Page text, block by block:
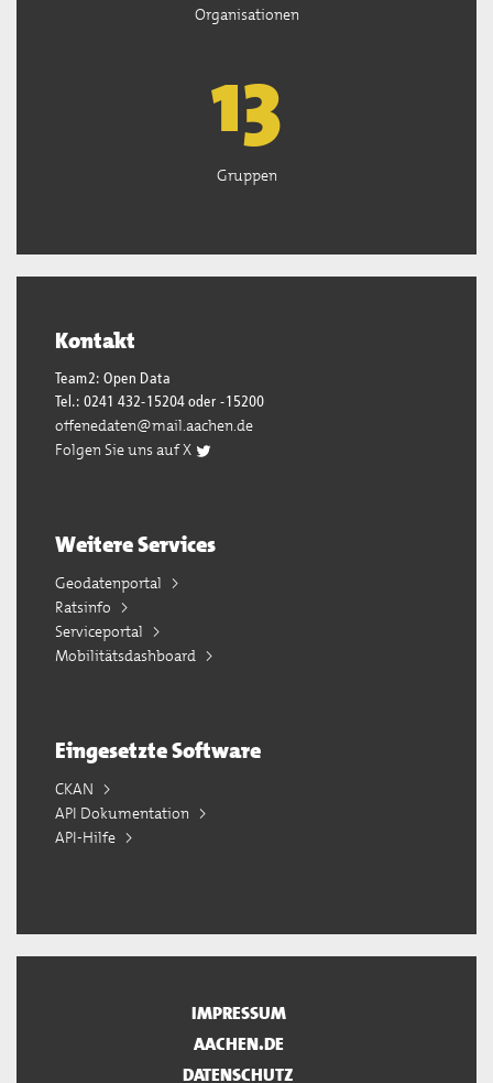
Organisationen
13
Gruppen
Kontakt
Team2: Open Data
Tel.: 0241 432-15204 oder -15200
offenedaten@mail.aachen.de
Folgen Sie uns auf X
Weitere Services
Geodatenportal
Ratsinfo
Serviceportal
Mobilitätsdashboard
Eingesetzte Software
CKAN
API Dokumentation
API-Hilfe
IMPRESSUM
AACHEN.DE
DATENSCHUTZ